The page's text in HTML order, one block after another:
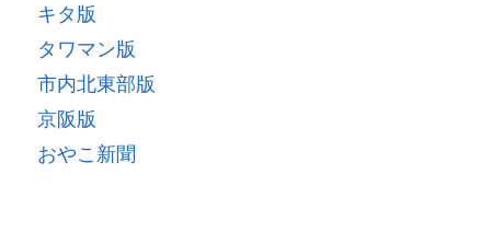
キタ版
タワマン版
市内北東部版
京阪版
おやこ新聞